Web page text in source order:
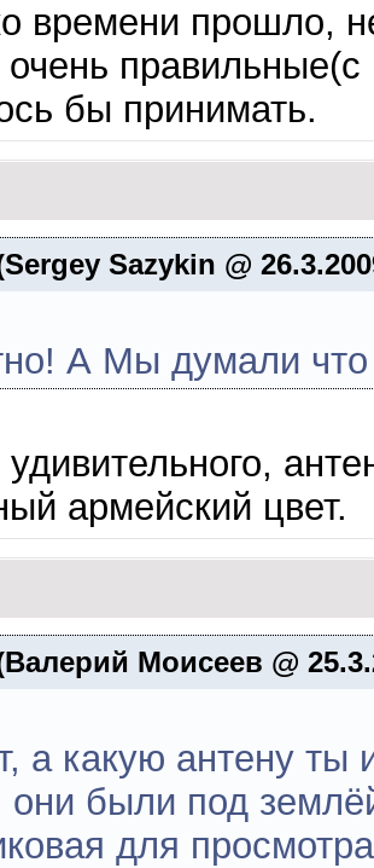
времени прошло,
бы принимать.
Sazykin @
А Мы думали что
удивительного,
армейский цвет.
Моисеев @
а какую антену
были под
для